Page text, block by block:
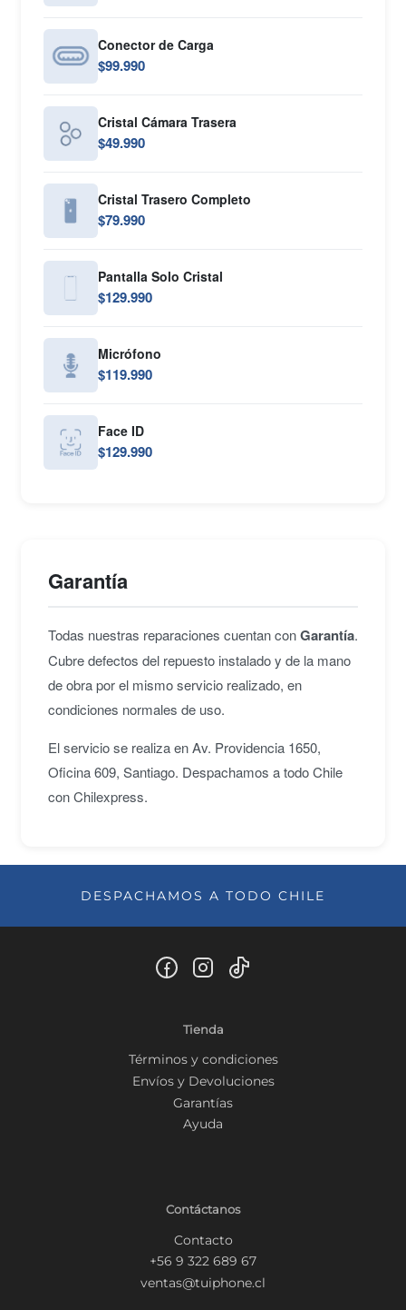
Conector de Carga
$99.990
Cristal Cámara Trasera
$49.990
Cristal Trasero Completo
$79.990
Pantalla Solo Cristal
$129.990
Micrófono
$119.990
Face ID
$129.990
Garantía
Todas nuestras reparaciones cuentan conGarantía.
Cubre defectos del repuesto instalado y de la mano
de obra por el mismo servicio realizado, en
condiciones normales de uso.
El servicio se realiza en Av. Providencia 1650,
Oficina 609, Santiago. Despachamos a todo Chile
con Chilexpress.
DESPACHAMOS A TODO CHILE
Tienda
Términos y condiciones
Envíos y Devoluciones
Garantías
Ayuda
Contáctanos
Contacto
+56 9 322 689 67
ventas@tuiphone.cl